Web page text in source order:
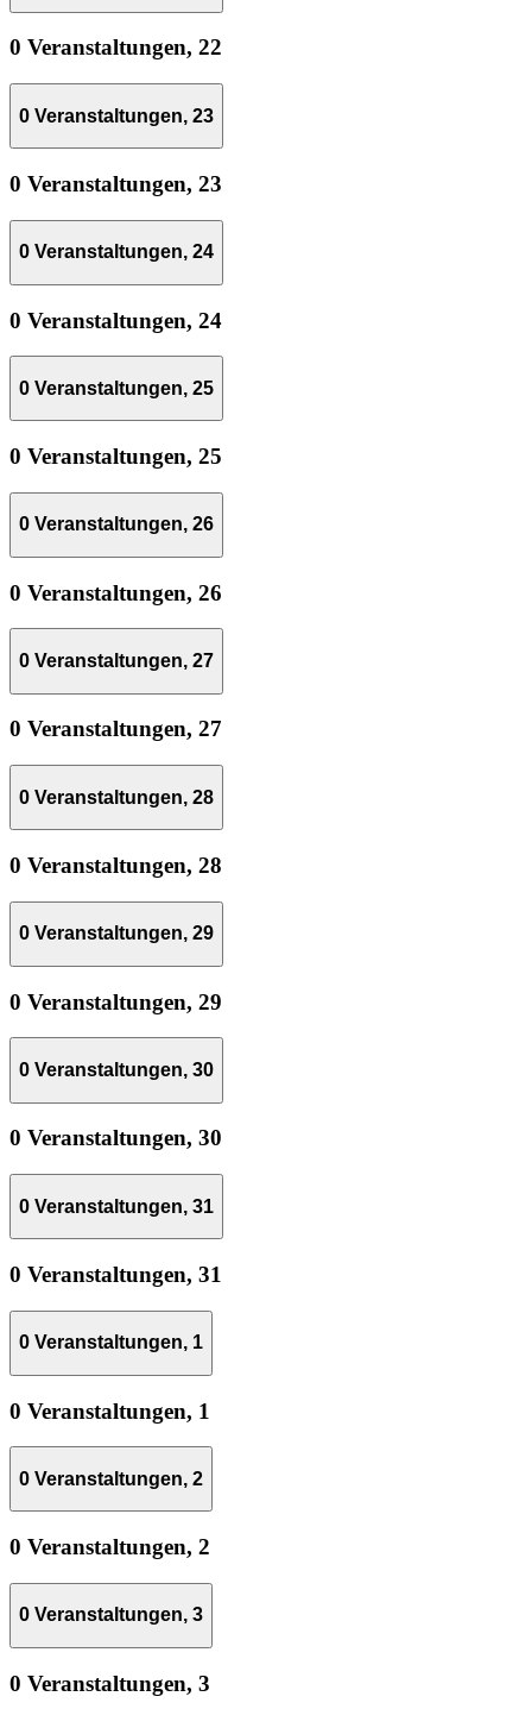
0 Veranstaltungen, 22
0 Veranstaltungen, 23
0 Veranstaltungen, 23
0 Veranstaltungen, 24
0 Veranstaltungen, 24
0 Veranstaltungen, 25
0 Veranstaltungen, 25
0 Veranstaltungen, 26
0 Veranstaltungen, 26
0 Veranstaltungen, 27
0 Veranstaltungen, 27
0 Veranstaltungen, 28
0 Veranstaltungen, 28
0 Veranstaltungen, 29
0 Veranstaltungen, 29
0 Veranstaltungen, 30
0 Veranstaltungen, 30
0 Veranstaltungen, 31
0 Veranstaltungen, 31
0 Veranstaltungen, 1
0 Veranstaltungen, 1
0 Veranstaltungen, 2
0 Veranstaltungen, 2
0 Veranstaltungen, 3
0 Veranstaltungen, 3